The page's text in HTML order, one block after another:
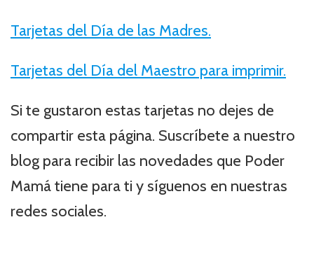
Tarjetas del Día de las Madres.
Tarjetas del Día del Maestro para imprimir.
Si te gustaron estas tarjetas no dejes de
compartir esta página. Suscríbete a nuestro
blog para recibir las novedades que Poder
Mamá tiene para ti y síguenos en nuestras
redes sociales.